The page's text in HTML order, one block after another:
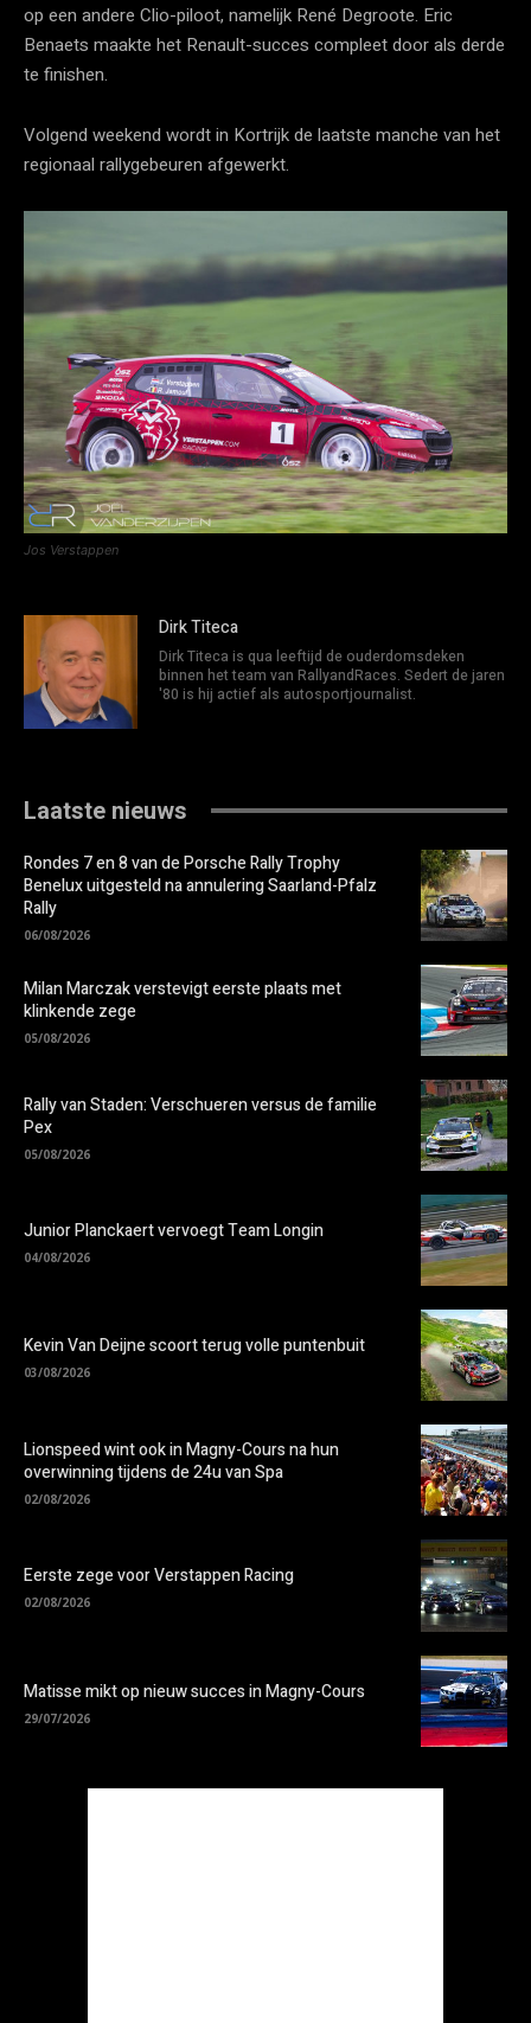
op een andere Clio-piloot, namelijk René Degroote. Eric
Benaets maakte het Renault-succes compleet door als derde
te finishen.
Volgend weekend wordt in Kortrijk de laatste manche van het
regionaal rallygebeuren afgewerkt.
Jos Verstappen
Dirk Titeca
Dirk Titeca is qua leeftijd de ouderdomsdeken
binnen het team van RallyandRaces. Sedert de jaren
'80 is hij actief als autosportjournalist.
Laatste nieuws
Rondes 7 en 8 van de Porsche Rally Trophy
Benelux uitgesteld na annulering Saarland-Pfalz
Rally
06/08/2026
Milan Marczak verstevigt eerste plaats met
klinkende zege
05/08/2026
Rally van Staden: Verschueren versus de familie
Pex
05/08/2026
Junior Planckaert vervoegt Team Longin
04/08/2026
Kevin Van Deijne scoort terug volle puntenbuit
03/08/2026
Lionspeed wint ook in Magny-Cours na hun
overwinning tijdens de 24u van Spa
02/08/2026
Eerste zege voor Verstappen Racing
02/08/2026
Matisse mikt op nieuw succes in Magny-Cours
29/07/2026